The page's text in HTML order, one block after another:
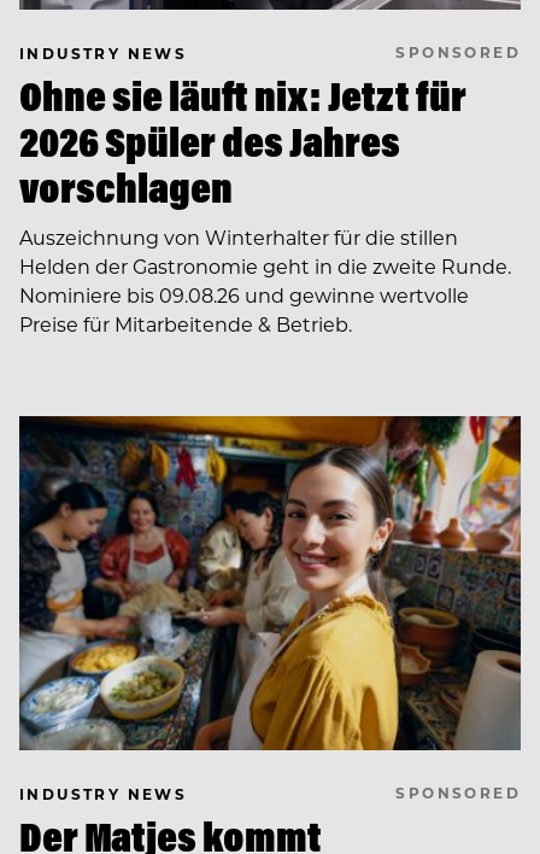
INDUSTRY NEWS SPONSORED
Ohne sie läuft nix: Jetzt für
2026 Spüler des Jahres
vorschlagen
Auszeichnung von Winterhalter für die stillen
Helden der Gastronomie geht in die zweite Runde.
Nominiere bis 09.08.26 und gewinne wertvolle
Preise für Mitarbeitende & Betrieb.
INDUSTRY NEWS SPONSORED
Der Matjes kommt